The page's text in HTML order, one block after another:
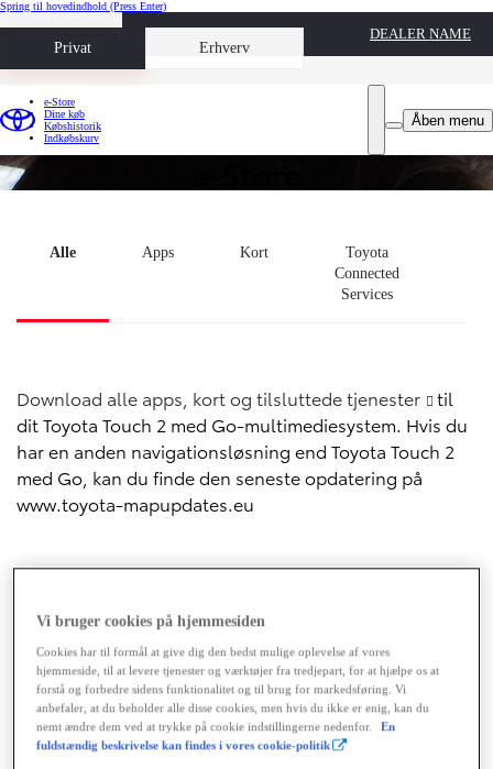
Spring til hovedindhold (Press Enter)
Privat Erhverv
Book prøvetur
DEALER NAME
Åben menu
e-Store
Dine køb
Købshistorik
Indkøbskurv
Alle Apps Kort
Toyota
Connected
Services
Download alle apps, kort og tilsluttede tjenester
til
dit Toyota Touch 2 med Go-multimediesystem. Hvis du
har en anden navigationsløsning end Toyota Touch 2
med Go, kan du finde den seneste opdatering på
www.toyota-mapupdates.eu
eStore
Gratis
Opdater din Toyota Touch 2 & Go
og download apps direkte i bilen.
Vi bruger cookies på hjemmesiden
Cookies har til formål at give dig den bedst mulige oplevelse af vores
hjemmeside, til at levere tjenester og værktøjer fra tredjepart, for at hjælpe os at
forstå og forbedre sidens funktionalitet og til brug for markedsføring. Vi
anbefaler, at du beholder alle disse cookies, men hvis du ikke er enig, kan du
nemt ændre dem ved at trykke på cookie indstillingerne nedenfor.
En
fuldstændig beskrivelse kan findes i vores cookie-politik